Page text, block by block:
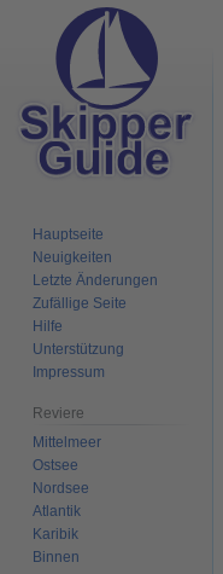
Hauptseite
Neuigkeiten
Letzte Änderungen
Zufällige Seite
Hilfe
Unterstützung
Impressum
Reviere
Mittelmeer
Ostsee
Nordsee
Atlantik
Karibik
Binnen